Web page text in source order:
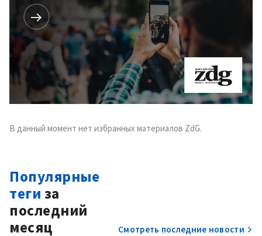
В данный момент нет избранных материалов ZdG.
Популярные
теги за
последний
месяц
Смотреть последние новости
Анонимный источник
Имя + Моё имя
Электронная почта
+ Мой email